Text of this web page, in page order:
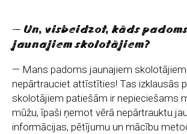
— Un, visbeidzot, kāds
jaunajiem skolotājiem?
— Mans padoms jaunajiem
nepārtrauciet attīstīties! Tas izklausās
skolotājiem patiešām ir nepieciešams
mūžu, īpaši ņemot vērā nepārtrauktu
informācijas, pētījumu un mācību